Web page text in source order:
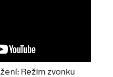
Režim zvonku